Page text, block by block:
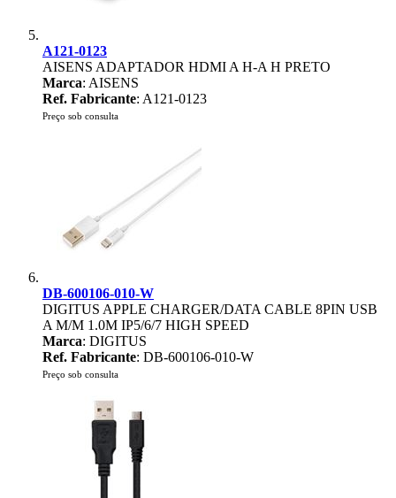
A121-0123
AISENS ADAPTADOR HDMI A H-A H PRETO
Marca: AISENS
Ref. Fabricante: A121-0123
Preço sob consulta
DB-600106-010-W
DIGITUS APPLE CHARGER/DATA CABLE 8PIN USB
A M/M 1.0M IP5/6/7 HIGH SPEED
Marca: DIGITUS
Ref. Fabricante: DB-600106-010-W
Preço sob consulta